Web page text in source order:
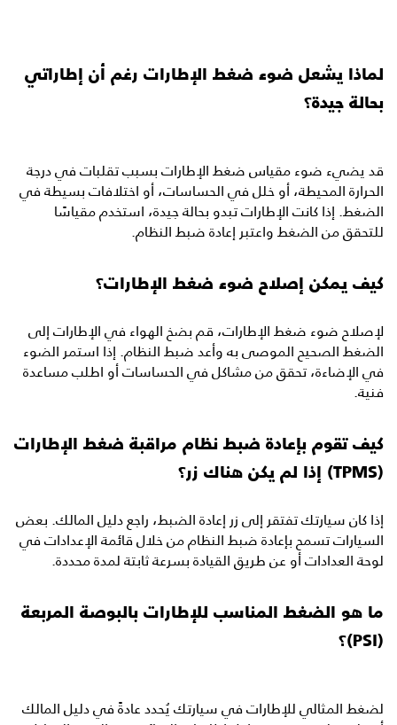
لماذا يشعل ضوء ضغط الإطارات رغم أن إطاراتي
بحالة جيدة؟
قد يضيء ضوء مقياس ضغط الإطارات بسبب تقلبات في درجة
الحرارة المحيطة، أو خلل في الحساسات، أو اختلافات بسيطة في
الضغط. إذا كانت الإطارات تبدو بحالة جيدة، استخدم مقياسًا
للتحقق من الضغط واعتبر إعادة ضبط النظام.
كيف يمكن إصلاح ضوء ضغط الإطارات؟
لإصلاح ضوء ضغط الإطارات، قم بضخ الهواء في الإطارات إلى
الضغط الصحيح الموصى به وأعد ضبط النظام. إذا استمر الضوء
في الإضاءة، تحقق من مشاكل في الحساسات أو اطلب مساعدة
فنية.
كيف تقوم بإعادة ضبط نظام مراقبة ضغط الإطارات
(TPMS) إذا لم يكن هناك زر؟
إذا كان سيارتك تفتقر إلى زر إعادة الضبط، راجع دليل المالك. بعض
السيارات تسمح بإعادة ضبط النظام من خلال قائمة الإعدادات في
لوحة العدادات أو عن طريق القيادة بسرعة ثابتة لمدة محددة.
ما هو الضغط المناسب للإطارات بالبوصة المربعة
(PSI)؟
لضغط المثالي للإطارات في سيارتك يُحدد عادةً في دليل المالك